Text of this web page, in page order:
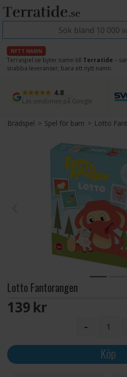
NYTT NAMN
Terraspel.se byter namn till Terratide –
snabba leveranser, bara ett nytt namn.
4.8
Läs omdömen på Google
Snabb leverans
Direkt från lager
Brädspel>Spel för barn> Lotto
Lotto Fantorangen
139 SEK
-
Köp